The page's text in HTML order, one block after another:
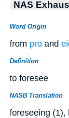
NAS
Word Origin
from pro and
Definition
to foresee
NASB Translation
foreseeing (1),